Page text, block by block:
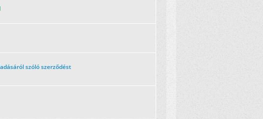
szóló szerződést